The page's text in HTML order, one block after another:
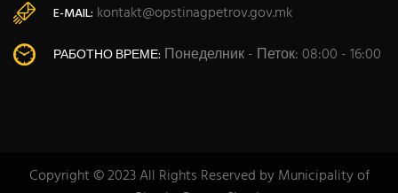
E-MAIL: kontakt@opstinagpetrov.gov.mk
РАБОТНО ВРЕМЕ: Понеделник - Петок: 08:00 - 16:00
Copyright © 2023 All Rights Reserved by Municipality of